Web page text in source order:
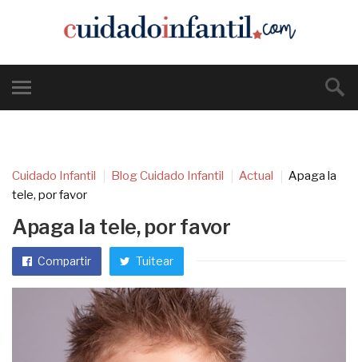
Cuidado Infantil Blog Cuidado Infantil Actual
Apaga la
tele, por favor
Apaga la tele, por favor
Compartir Tuitear